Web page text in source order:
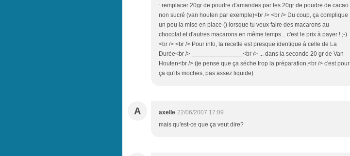
: remplacer 20gr de poudre d'amandes par les 20gr de poudre de cacao
non sucré (van houten par exemple)<br /> <br /> Du coup, ça complique
un peu la mise en place () lorsque tu veux faire des macarons au
chocolat et d'autres macarons en même temps... c'est le prix à payer ! ;-)
<br /> <br /> Pour info, ta recette est presque identique à celle de La
Durée<br /> _______________<br /> ... dans la seconde 20 gr de Van
Houten<br /> (je pense que ça séche trop la préparation,<br /> c'est pour
ça qu'ils moches, pas assez liquide)
A axelle 22/06/2007 17:09
mais qu'est-ce que ça veut dire?